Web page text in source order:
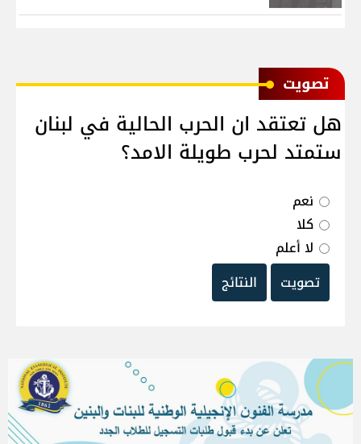
ﺗﺼﻮﻳﺖ
هل تعتقد ان الحرب الحالية في لبنان
ستمتد لحرب طويلة الامد؟
نعم
كلا
لا أعلم
تصويت
النتائج